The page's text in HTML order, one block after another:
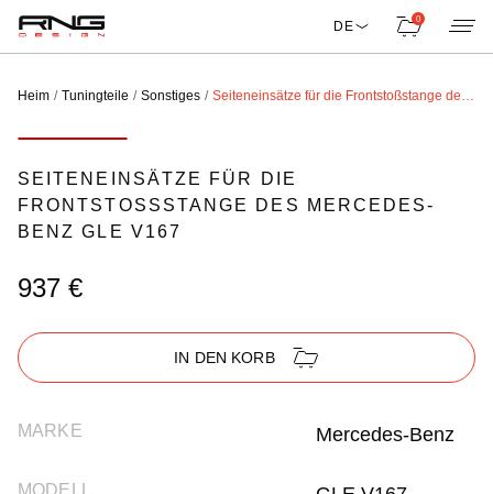
DE 0
Heim Tuningteile Sonstiges Seiteneinsätze für die Frontstoßstange des Mercedes-Benz GLE V167
SEITENEINSÄTZE FÜR DIE
FRONTSTOSSSTANGE DES MERCEDES-B
ENZ GLE V167
937 €
IN DEN KORB
MARKE Mercedes-Benz
MODELL